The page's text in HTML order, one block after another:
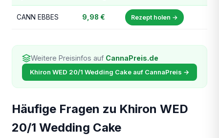
CANN EBBES 9,98 € Rezept holen →
Weitere Preisinfos auf CannaPreis.de
Khiron WED 20/1 Wedding Cake auf CannaPreis →
Häufige Fragen zu Khiron WED
20/1 Wedding Cake